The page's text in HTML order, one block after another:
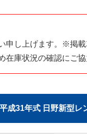
申し上げます。※掲
庫状況の確認にご協
成31年式 日野新型